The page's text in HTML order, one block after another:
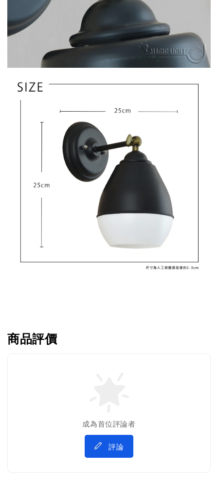
商品評價
成為首位評論者
評論